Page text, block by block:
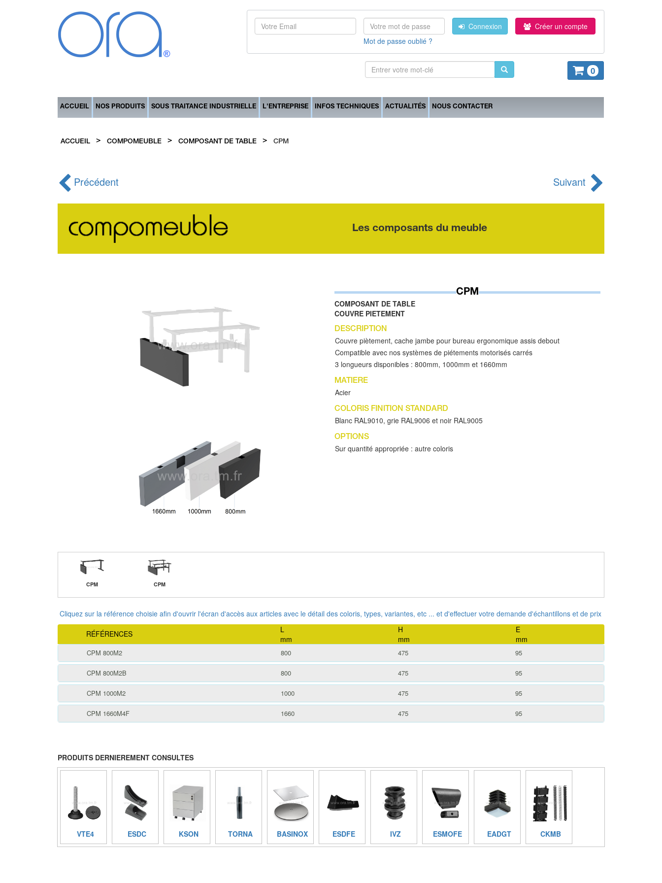
Mot de passe oublié ?
Connexion Créer un compte
0
ACCUEIL NOS PRODUITS SOUS TRAITANCE INDUSTRIELLE L'ENTREPRISE INFOS TECHNIQUES ACTUALITÉS NOUS CONTACTER
ACCUEIL > COMPOMEUBLE > COMPOSANT DE TABLE > CPM
Précédent Suivant
Les composants du meuble
CPM
COMPOSANT DE TABLE
COUVRE PIETEMENT
DESCRIPTION
Couvre piètement, cache jambe pour bureau ergonomique assis debout
Compatible avec nos systèmes de piétements motorisés carrés
3 longueurs disponibles : 800mm, 1000mm et 1660mm
MATIERE
Acier
COLORIS FINITION STANDARD
Blanc RAL9010, grie RAL9006 et noir RAL9005
OPTIONS
Sur quantité appropriée : autre coloris
CPM CPM
Cliquez sur la référence choisie afin d'ouvrir l'écran d'accès aux articles avec le détail des coloris, types, variantes, etc ... et d'effectuer votre demande d'échantillons et de prix
RÉFÉRENCES
L
mm
H
mm
E
mm
CPM 800M2 800 475 95
CPM 800M2B 800 475 95
CPM 1000M2 1000 475 95
CPM 1660M4F 1660 475 95
PRODUITS DERNIEREMENT CONSULTES
VTE4 ESDC KSON TORNA BASINOX ESDFE IVZ ESMOFE EADGT CKMB